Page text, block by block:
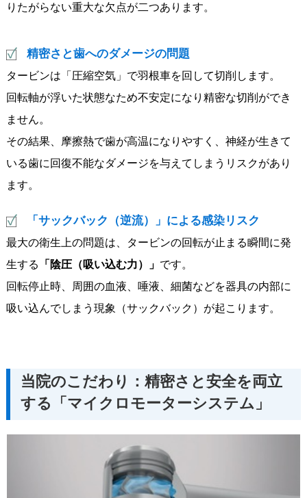
りたがらない重大な欠点が二つあります。
精密さと歯へのダメージの問題
タービンは「圧縮空気」で羽根車を回して切削します。
回転軸が浮いた状態なため不安定になり精密な切削ができ
ません。
その結果、摩擦熱で歯が高温になりやすく、神経が生きて
いる歯に回復不能なダメージを与えてしまうリスクがあり
ます。
「サックバック（逆流）」による感染リスク
最大の衛生上の問題は、タービンの回転が止まる瞬間に発
生する
「陰圧（吸い込む力）」 です。
回転停止時、周囲の血液、唾液、細菌などを器具の内部に
吸い込んでしまう現象（サックバック）が起こります。
当院のこだわり：精密さと安全を両立
する「マイクロモーターシステム」